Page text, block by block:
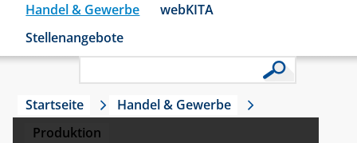
Handel & Gewerbe
webKITA
Stellenangebote
Startseite
Handel & Gewerbe
Produktion